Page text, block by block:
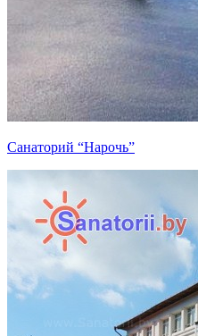
Санаторий “Нарочь”